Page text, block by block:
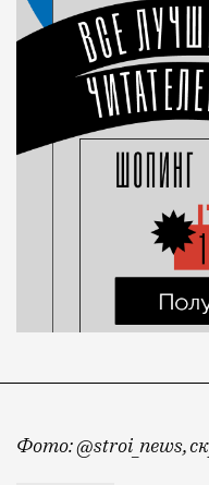
Фото: @stroi_news,